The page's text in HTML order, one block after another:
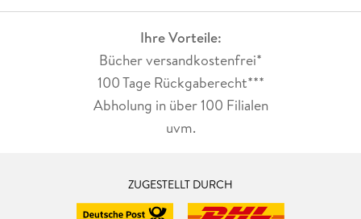
Ihre Vorteile:
Bücher versandkostenfrei*
100 Tage Rückgaberecht***
Abholung in über 100 Filialen
uvm.
ZUGESTELLT DURCH